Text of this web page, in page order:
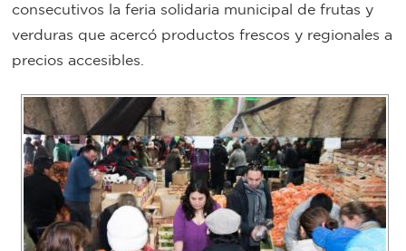
Rentas
Municipal
Mi
bondi
Boleto
estudiantil
municipal
consecutivos la feria solidaria municipal de frutas y
verduras que acercó productos frescos y regionales a
precios accesibles.